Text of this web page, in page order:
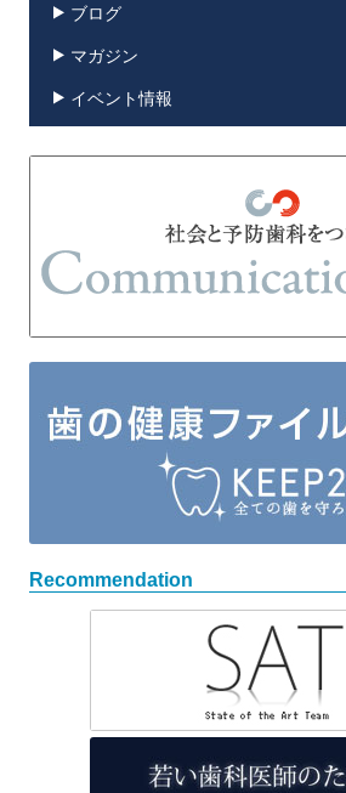
ブログ
マガジン
イベント情報
Recommendation